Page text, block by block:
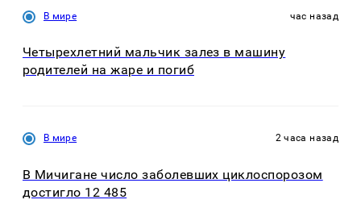
В мире час назад
Четырехлетний мальчик залез в машину
родителей на жаре и погиб
В мире 2 часа назад
В Мичигане число заболевших циклоспорозом
достигло 12 485